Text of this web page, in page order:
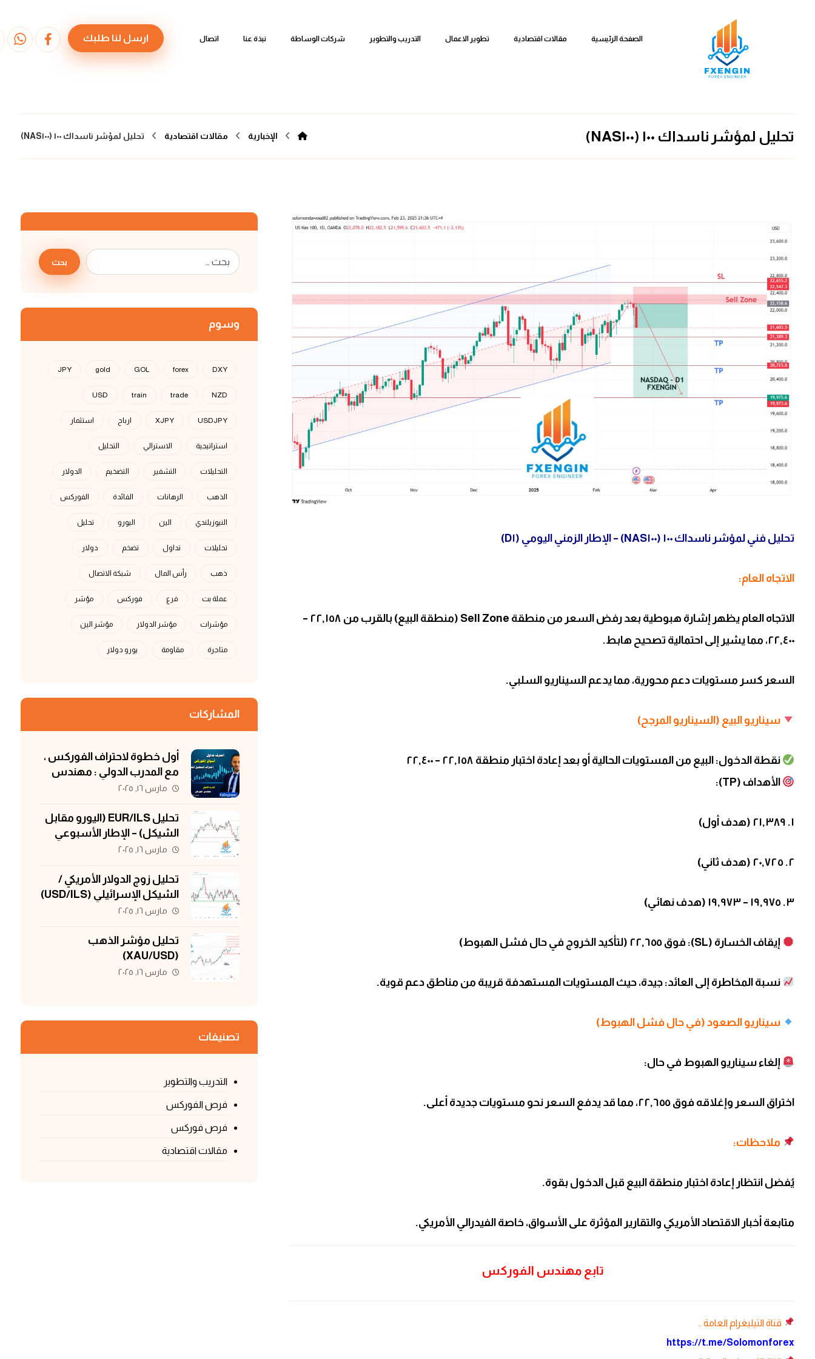
الصفحة الرئيسية مقالات اقتصادية تطوير الاعمال التدريب والتطوير شركات الوساطة نبذة عنا اتصال ارسل لنا طلبك
تحليل لمؤشر ناسداك ١٠٠ (NAS١٠٠) الإخبارية مقالات اقتصادية تحليل لمؤشر ناسداك ١٠٠ (NAS١٠٠)
تحليل فني لمؤشر ناسداك ١٠٠ (NAS١٠٠) – الإطار الزمني اليومي (D١)
الاتجاه العام:
الاتجاه العام يظهر إشارة هبوطية بعد رفض السعر من منطقة Sell Zone (منطقة البيع) بالقرب من ٢٢,١٥٨ –
٢٢,٤٠٠، مما يشير إلى احتمالية تصحيح هابط.
السعر كسر مستويات دعم محورية، مما يدعم السيناريو السلبي.
سيناريو البيع (السيناريو المرجح)
نقطة الدخول: البيع من المستويات الحالية أو بعد إعادة اختبار منطقة ٢٢,١٥٨ – ٢٢,٤٠٠
الأهداف (TP):
١. ٢١,٣٨٩ (هدف أول)
٢. ٢٠,٧٢٥ (هدف ثاني)
٣. ١٩,٩٧٥ – ١٩,٩٧٣ (هدف نهائي)
إيقاف الخسارة (SL): فوق ٢٢,٦٥٥ (لتأكيد الخروج في حال فشل الهبوط)
نسبة المخاطرة إلى العائد: جيدة، حيث المستويات المستهدفة قريبة من مناطق دعم قوية.
سيناريو الصعود (في حال فشل الهبوط)
إلغاء سيناريو الهبوط في حال:
اختراق السعر وإغلاقه فوق ٢٢,٦٥٥، مما قد يدفع السعر نحو مستويات جديدة أعلى.
ملاحظات:
يُفضل انتظار إعادة اختبار منطقة البيع قبل الدخول بقوة.
متابعة أخبار الاقتصاد الأمريكي والتقارير المؤثرة على الأسواق، خاصة الفيدرالي الأمريكي.
تابع مهندس الفوركس
قناة التيليغرام العامة ..
https://t.me/Solomonforex
بحث
وسوم
DXY
forex
GOL
gold
JPY
NZD
trade
train
USD
USDJPY
XJPY ارباح استثمار
استراتيجية الاسترالي التحليل
التحليلات التشفير التضخيم الدولار
الذهب الرهانات الفائدة الفوركس
النيوزيلندي الين اليورو تحليل
تحليلات تداول تضخم دولار
ذهب رأس المال شبكة الاتصال
عملة بت فرع فوركس مؤشر
مؤشرات مؤشر الدولار مؤشر الين
متاجرة مقاومة يورو دولار
المشاركات
أول خطوة لاحتراف الفوركس ،
مع المدرب الدولي : مهندس
الفوركس
مارس ١٦, ٢٠٢٥
تحليل EUR/ILS (اليورو مقابل
الشيكل) – الإطار الأسبوعي
مارس ١٦, ٢٠٢٥
تحليل زوج الدولار الأمريكي /
الشيكل الإسرائيلي (USD/ILS)
مارس ١٦, ٢٠٢٥
تحليل مؤشر الذهب
(XAU/USD)
مارس ١٦, ٢٠٢٥
تصنيفات
التدريب والتطوير
فرص الفوركس
فرص فوركس
مقالات اقتصادية